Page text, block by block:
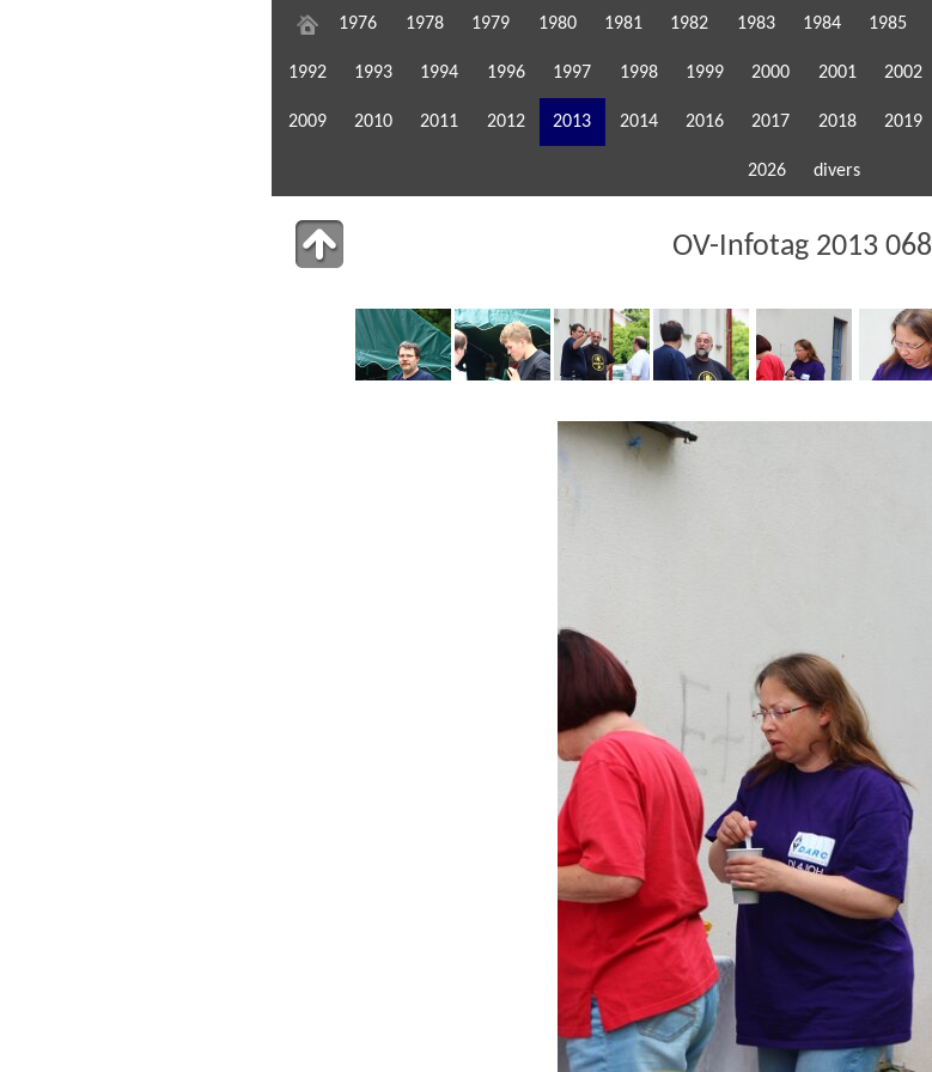
1976 1978 1979 1980 1981 1982 1983 1984 1985
1992 1993 1994 1996 1997 1998 1999 2000 2001 2002
2009 2010 2011 2012 2013 2014 2016 2017 2018 2019
2026 divers
OV-Infotag 2013 068